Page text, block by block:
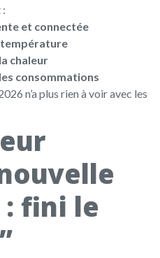
et connectée
température
chaleur
consommations
n’a plus rien à voir avec les
fini le